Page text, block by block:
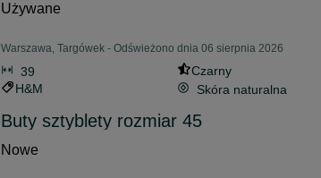
Używane
Warszawa, Targówek - Odświeżono dnia 06 sierpnia 2026
39
Czarny
H&M
Skóra naturalna
Buty sztyblety rozmiar 45
Nowe